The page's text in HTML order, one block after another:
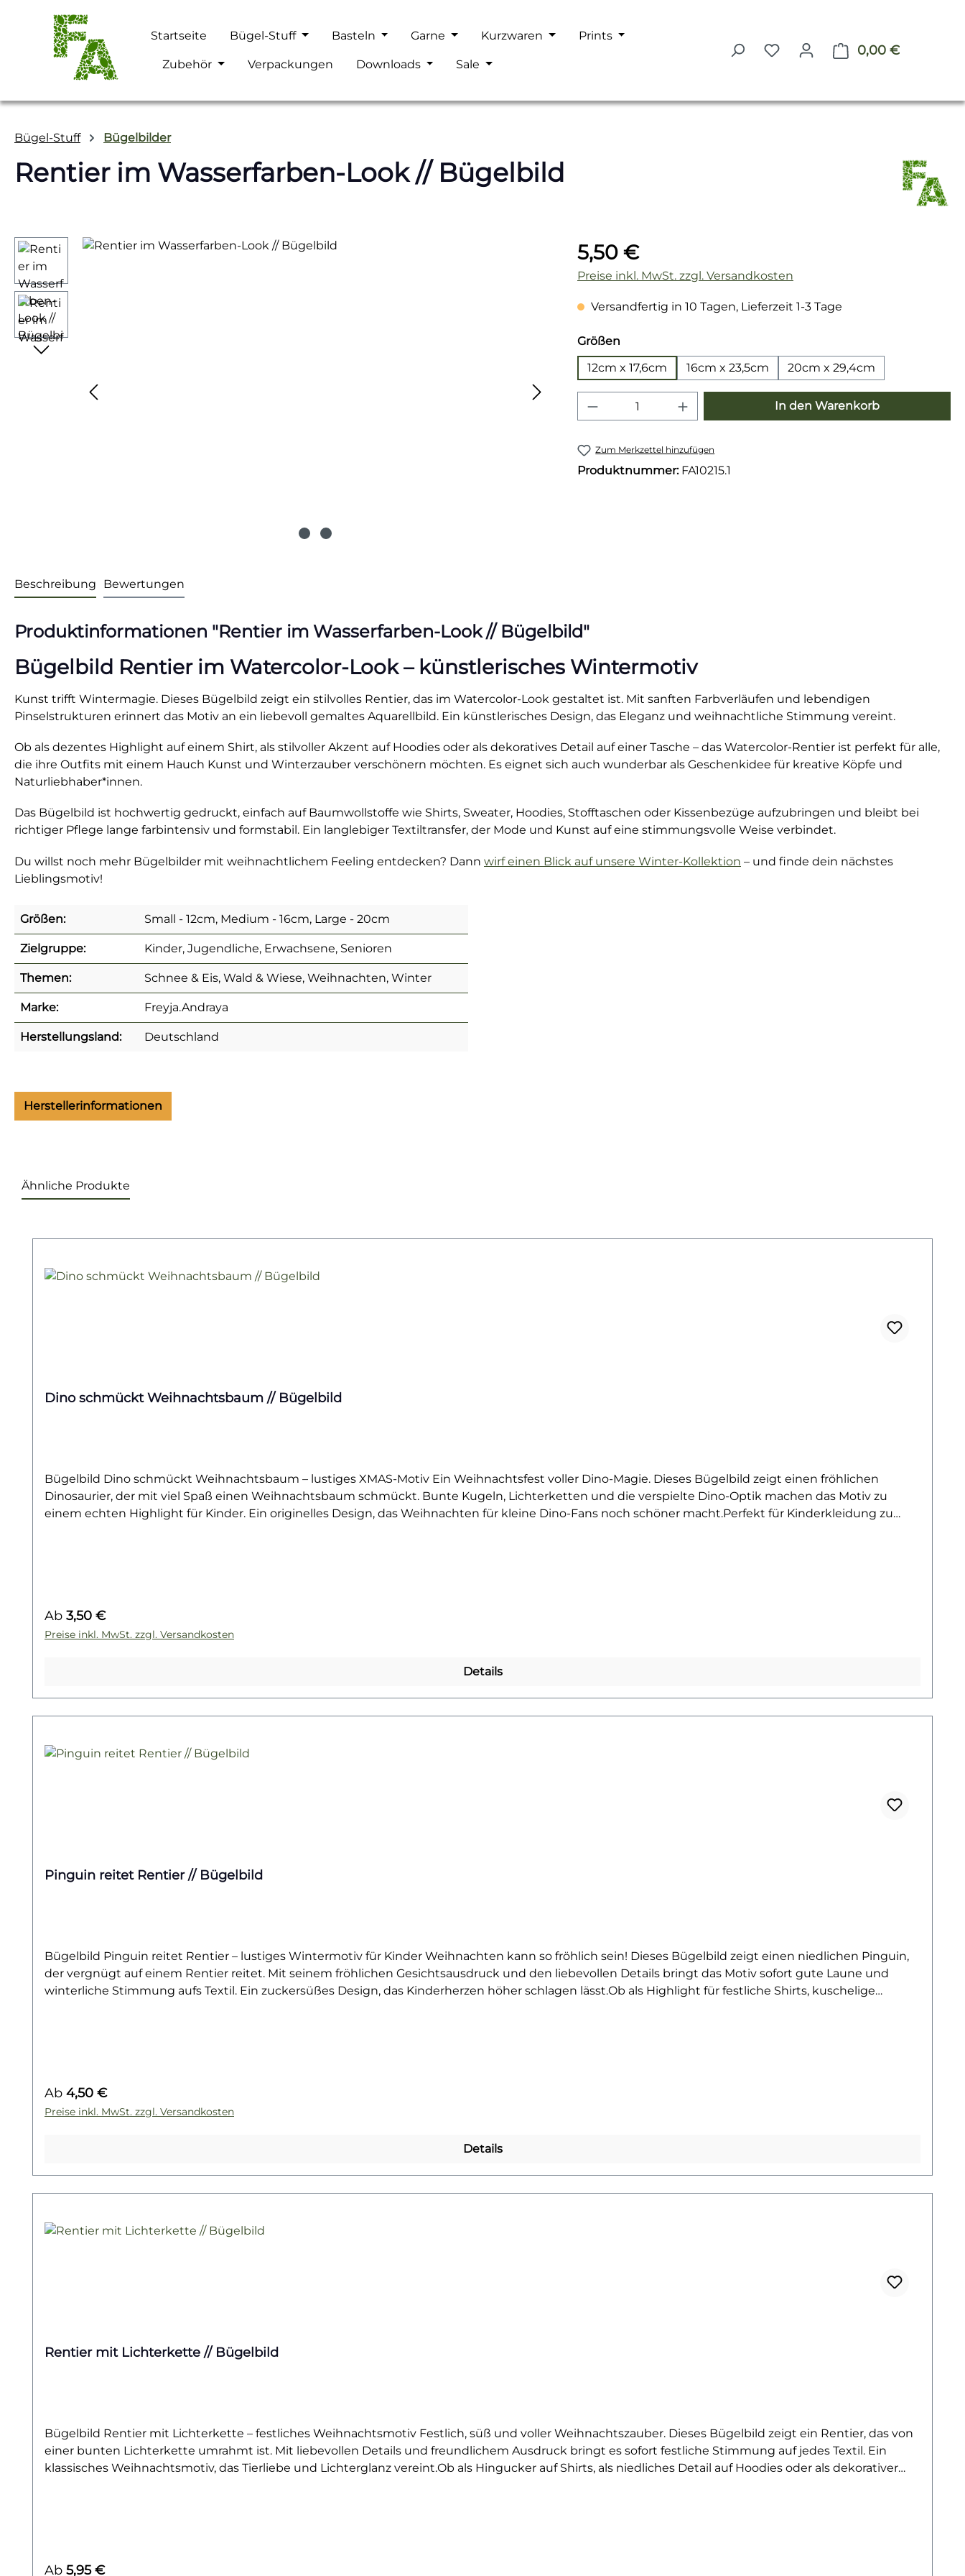
Hauptinhalt springen
Zur Suche springen
Zur Hauptnavigation springen
Startseite
Bügel-Stuff Basteln Garne Kurzwaren Prints
Zubehör Verpackungen Downloads Sale
0,00 €
Bügel-Stuff Bügelbilder
Rentier im Wasserfarben-Look // Bügelbild
Bildergalerie überspringen Regulärer Preis:
5,50 €
Preise inkl. MwSt. zzgl. Versandkosten
Versandfertig in 10 Tagen, Lieferzeit 1-3 Tage
Größen
12cm x 17,6cm
16cm x 23,5cm 20cm x 29,4cm
Produkt Anzahl: Gib den gewünschten
In den Warenkorb
Zum Merkzettel hinzufügen
Produktnummer: FA10215.1
Beschreibung Bewertungen
Produktinformationen "Rentier im Wasserfarben-Look // Bügelbild"
Bügelbild Rentier im Watercolor-Look – künstlerisches Wintermotiv
Kunst trifft Wintermagie. Dieses Bügelbild zeigt ein stilvolles Rentier, das im Watercolor-Look gestaltet ist. Mit sanften Farbverläufen und lebendigen
Pinselstrukturen erinnert das Motiv an ein liebevoll gemaltes Aquarellbild. Ein künstlerisches Design, das Eleganz und weihnachtliche Stimmung vereint.
Ob als dezentes Highlight auf einem Shirt, als stilvoller Akzent auf Hoodies oder als dekoratives Detail auf einer Tasche – das Watercolor-Rentier ist perfekt für alle,
die ihre Outfits mit einem Hauch Kunst und Winterzauber verschönern möchten. Es eignet sich auch wunderbar als Geschenkidee für kreative Köpfe und
Naturliebhaber*innen.
Das Bügelbild ist hochwertig gedruckt, einfach auf Baumwollstoffe wie Shirts, Sweater, Hoodies, Stofftaschen oder Kissenbezüge aufzubringen und bleibt bei
richtiger Pflege lange farbintensiv und formstabil. Ein langlebiger Textiltransfer, der Mode und Kunst auf eine stimmungsvolle Weise verbindet.
Du willst noch mehr Bügelbilder mit weihnachtlichem Feeling entdecken? Dann wirf einen Blick auf unsere Winter-Kollektion – und finde dein nächstes
Lieblingsmotiv!
Größen: Small - 12cm, Medium - 16cm, Large - 20cm
Zielgruppe: Kinder, Jugendliche, Erwachsene, Senioren
Themen: Schnee & Eis, Wald & Wiese, Weihnachten, Winter
Marke: Freyja.Andraya
Herstellungsland: Deutschland
Herstellerinformationen
Ähnliche Produkte
Dino schmückt Weihnachtsbaum // Bügelbild
Bügelbild Dino schmückt Weihnachtsbaum – lustiges XMAS-Motiv Ein Weihnachtsfest voller Dino-Magie. Dieses Bügelbild zeigt einen fröhlichen
Dinosaurier, der mit viel Spaß einen Weihnachtsbaum schmückt. Bunte Kugeln, Lichterketten und die verspielte Dino-Optik machen das Motiv zu
einem echten Highlight für Kinder. Ein originelles Design, das Weihnachten für kleine Dino-Fans noch schöner macht.Perfekt für Kinderkleidung zu
Dino-Kollektion – und finde dein nächstes Lieblingsmotiv!
Regulärer Preis:
Ab 3,50 €
Preise inkl. MwSt. zzgl. Versandkosten
Details
Pinguin reitet Rentier // Bügelbild
Bügelbild Pinguin reitet Rentier – lustiges Wintermotiv für Kinder Weihnachten kann so fröhlich sein! Dieses Bügelbild zeigt einen niedlichen Pinguin,
der vergnügt auf einem Rentier reitet. Mit seinem fröhlichen Gesichtsausdruck und den liebevollen Details bringt das Motiv sofort gute Laune und
winterliche Stimmung aufs Textil. Ein zuckersüßes Design, das Kinderherzen höher schlagen lässt.Ob als Highlight für festliche Shirts, kuschelige
Regulärer Preis:
Ab 4,50 €
Preise inkl. MwSt. zzgl. Versandkosten
Details
Rentier mit Lichterkette // Bügelbild
Bügelbild Rentier mit Lichterkette – festliches Weihnachtsmotiv Festlich, süß und voller Weihnachtszauber. Dieses Bügelbild zeigt ein Rentier, das von
einer bunten Lichterkette umrahmt ist. Mit liebevollen Details und freundlichem Ausdruck bringt es sofort festliche Stimmung auf jedes Textil. Ein
klassisches Weihnachtsmotiv, das Tierliebe und Lichterglanz vereint.Ob als Hingucker auf Shirts, als niedliches Detail auf Hoodies oder als dekorativer
Regulärer Preis:
Ab 5,95 €